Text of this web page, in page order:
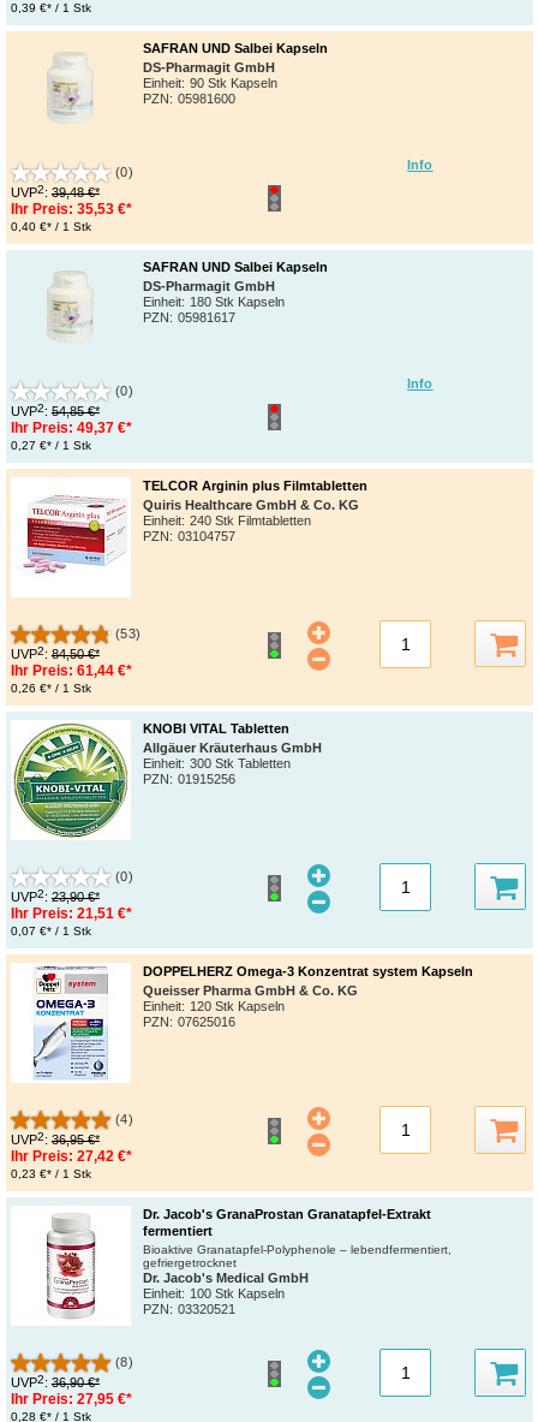
0,39 €* / 1 Stk
Info
SAFRAN UND Salbei Kapseln
DS-Pharmagit GmbH
Einheit: 90 Stk Kapseln
PZN: 05981600
(0)
UVP2: 39,48 €*
Ihr Preis: 35,53 €*
0,40 €* / 1 Stk
Info
SAFRAN UND Salbei Kapseln
DS-Pharmagit GmbH
Einheit: 180 Stk Kapseln
PZN: 05981617
(0)
UVP2: 54,85 €*
Ihr Preis: 49,37 €*
0,27 €* / 1 Stk
TELCOR Arginin plus Filmtabletten
Quiris Healthcare GmbH & Co. KG
Einheit: 240 Stk Filmtabletten
PZN: 03104757
(53)
UVP2: 84,50 €*
Ihr Preis: 61,44 €*
0,26 €* / 1 Stk
KNOBI VITAL Tabletten
Allgäuer Kräuterhaus GmbH
Einheit: 300 Stk Tabletten
PZN: 01915256
(0)
UVP2: 23,90 €*
Ihr Preis: 21,51 €*
0,07 €* / 1 Stk
DOPPELHERZ Omega-3 Konzentrat system Kapseln
Queisser Pharma GmbH & Co. KG
Einheit: 120 Stk Kapseln
PZN: 07625016
(4)
UVP2: 36,95 €*
Ihr Preis: 27,42 €*
0,23 €* / 1 Stk
Dr. Jacob's GranaProstan Granatapfel-Extrakt
fermentiert
Bioaktive Granatapfel-Polyphenole – lebendfermentiert,
gefriergetrocknet
Dr. Jacob's Medical GmbH
Einheit: 100 Stk Kapseln
PZN: 03320521
(8)
UVP2: 36,90 €*
Ihr Preis: 27,95 €*
0,28 €* / 1 Stk